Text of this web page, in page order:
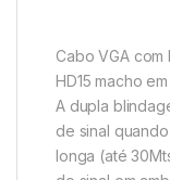
Cabo VGA
HD15 macho
A dupla
de sinal
longa (até